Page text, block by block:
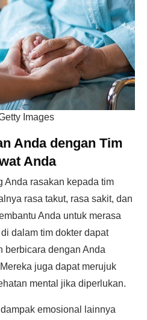
Images
Anda dengan Tim
Anda
Anda rasakan kepada tim
rasa takut, rasa sakit, dan
Anda untuk merasa
dalam tim dokter dapat
berbicara dengan Anda
juga dapat merujuk
mental jika diperlukan.
emosional lainnya